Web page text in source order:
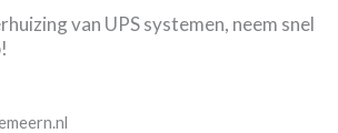
van UPS systemen, neem snel